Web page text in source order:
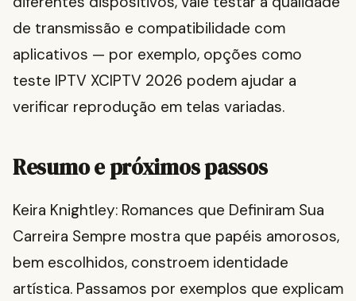
de transmissão e compatibilidade com
aplicativos — por exemplo, opções como
teste IPTV XCIPTV 2026 podem ajudar a
verificar reprodução em telas variadas.
Resumo e próximos passos
Keira Knightley: Romances que Definiram Sua
Carreira Sempre mostra que papéis amorosos,
bem escolhidos, constroem identidade
artística. Passamos por exemplos que explicam